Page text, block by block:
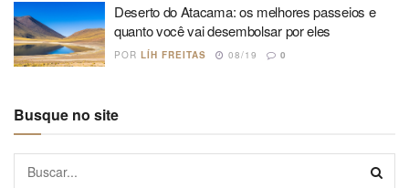
Deserto do Atacama: os melhores passeios e
quanto você vai desembolsar por eles
POR LÍH FREITAS 08/19 0
Busque no site